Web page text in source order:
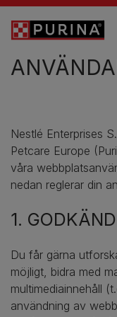
Skip to main content
Nestlé Enterprises
Petcare Europe
våra
nedan reglerar din
1.
Du får gärna
möjligt, bidra med
multimediainnehåll
användning av